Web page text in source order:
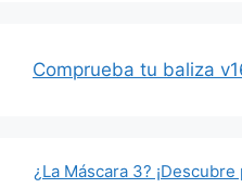
Comprueba tu baliza
¿La Máscara 3?